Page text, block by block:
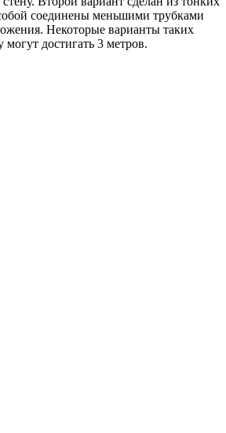
соединены меньшими трубками
Некоторые варианты таких
могут достигать 3 метров.